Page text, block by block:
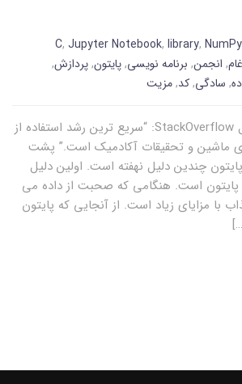
, Jupyter Notebook, library, NumPy
, انجمن, برنامه نویسی,پایتون,پردازش,
, سادگی,کد,مزیت
براساس تجزیه و تحیل StackOverflow: “سریع ترین رشد استفاده از
ماشین و تحقیقات آکادمیک است.” پشت
چندین دلیل نهفته است. اولین دلیل
پایتون است. هنگامی که صحبت از داده می
با مزایای زیاد است. از آنجایی که پایتون